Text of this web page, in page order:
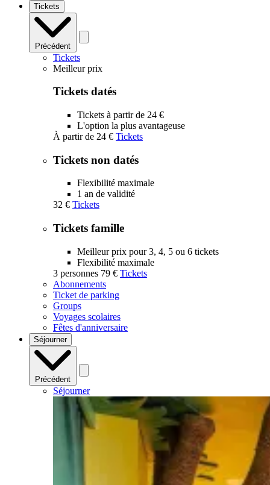
Tickets
Précédent
Tickets
Meilleur prix
Tickets datés
Tickets à partir de 24 €
L'option la plus avantageuse
À partir de 24 € Tickets
Tickets non datés
Flexibilité maximale
1 an de validité
32 € Tickets
Tickets famille
Meilleur prix pour 3, 4, 5 ou 6 tickets
Flexibilité maximale
3 personnes 79 € Tickets
Abonnements
Ticket de parking
Groups
Voyages scolaires
Fêtes d'anniversaire
Séjourner
Précédent
Séjourner